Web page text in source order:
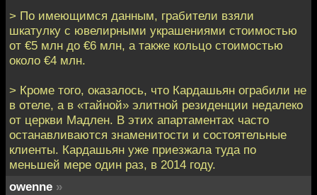
> По имеющимся данным, грабители взяли
шкатулку с ювелирными украшениями стоимостью
от €5 млн до €6 млн, а также кольцо стоимостью
около €4 млн.
> Кроме того, оказалось, что Кардашьян ограбили не
в отеле, а в «тайной» элитной резиденции недалеко
от церкви Мадлен. В этих апартаментах часто
останавливаются знаменитости и состоятельные
клиенты. Кардашьян уже приезжала туда по
меньшей мере один раз, в 2014 году.
owenne »